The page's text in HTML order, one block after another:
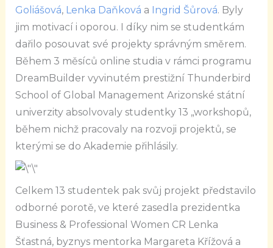
Goliášová, Lenka Daňková a Ingrid Šůrová. Byly
jim motivací i oporou. I díky nim se studentkám
dařilo posouvat své projekty správným směrem.
Během 3 měsíců online studia v rámci programu
DreamBuilder vyvinutém prestižní Thunderbird
School of Global Management Arizonské státní
univerzity absolvovaly studentky 13 „workshopů,
během nichž pracovaly na rozvoji projektů, se
kterými se do Akademie přihlásily.
Celkem 13 studentek pak svůj projekt představilo
odborné porotě, ve které zasedla prezidentka
Business & Professional Women CR Lenka
Šťastná, byznys mentorka Margareta Křížová a